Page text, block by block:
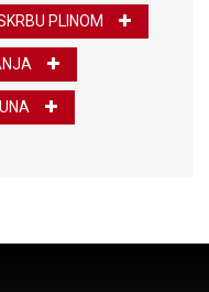
PLINOM